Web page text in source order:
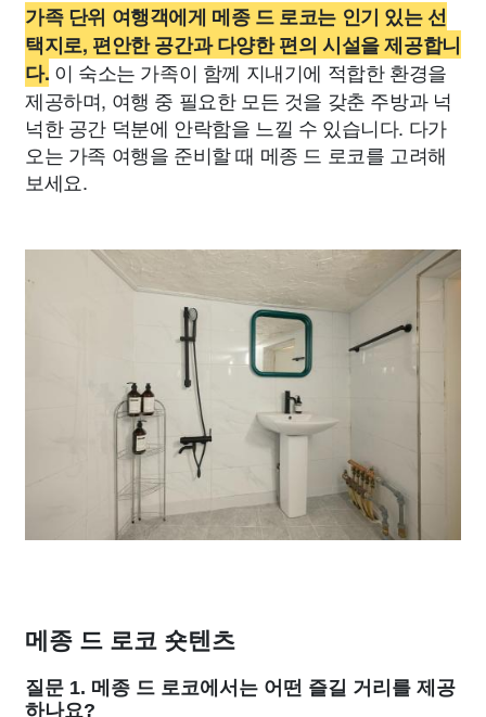
가족 단위 여행객에게 메종 드 로코는 인기 있는 선
택지로, 편안한 공간과 다양한 편의 시설을 제공합니
다. 이 숙소는 가족이 함께 지내기에 적합한 환경을
제공하며, 여행 중 필요한 모든 것을 갖춘 주방과 넉
넉한 공간 덕분에 안락함을 느낄 수 있습니다. 다가
오는 가족 여행을 준비할 때 메종 드 로코를 고려해
보세요.
메종 드 로코 숏텐츠
질문 1. 메종 드 로코에서는 어떤 즐길 거리를 제공
하나요?